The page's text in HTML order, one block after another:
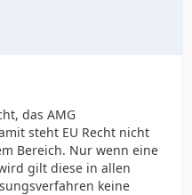
das AMG
steht EU Recht nicht
Bereich. Nur wenn eine
gilt diese in allen
keine